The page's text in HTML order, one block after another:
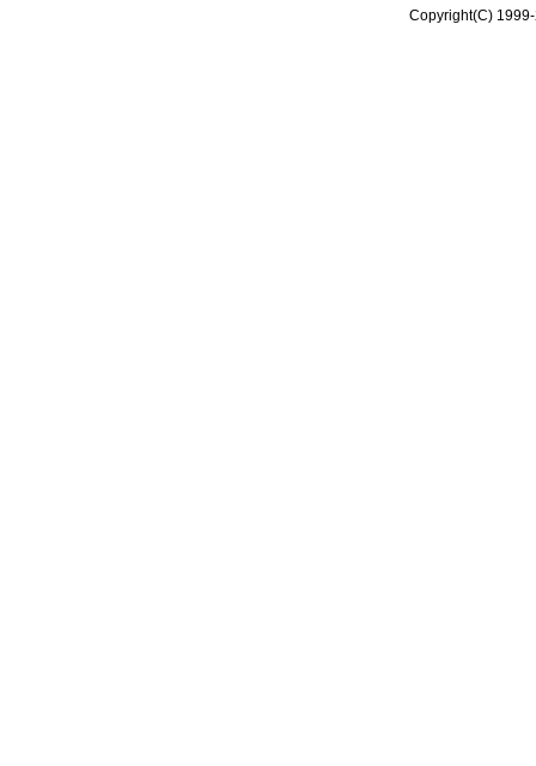
Copyright(C)